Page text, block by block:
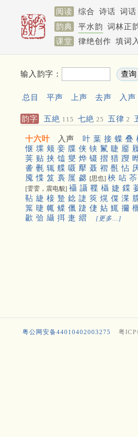
阅读 综合 诗话 词话
韵典
平水韵 词林正
课堂
律绝创作 填词
输入韵字：
总目 平声 上声 去声 入声
韵字 五絶 115 七絶 25 五律 2
十六叶 入声 叶 葉 接 蝶 叠
惬 堞 颊 妾 牒 侠 铗 鬣 睫 靥
荚 贴 挟 馌 燮 烨 镊 摺 猎 躞
詟 氎 辄 艓 嗫 擪 聂 褶 㲲 怗
魇 惵 笈 裛 屟 勰 [思也] 梜 呫 苶
[霅霅，震电貌] 襵 讘 鞢 欇 婕 鍱
䩞 緁 椄 䠟 錜 誱 筴 熀 偞 渫
䈎 㫸 㡇 鲽 儠 踕 倢 㚲 鮿 㩶
㱌 㢵 䌰 挕 疌 䌌 [更多…]
粤公网安备44010402003275 粤